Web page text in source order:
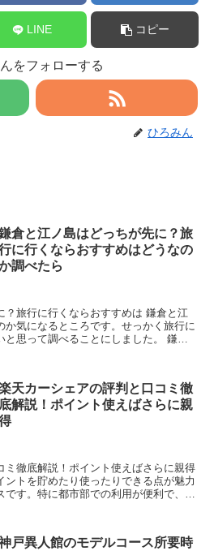
LINE コピー
をフォローする
ひろみん
倉と江ノ島はどっちが先に？旅
に行くならおすすめはどうなの
調べたら
？旅行に行くならおすすめは 鎌倉と江
か気になるところです。せっかく旅行に
と思って調べることにしました。 鎌倉
天カーシェアの評判と口コミ徹
底解説！ポイント使えばさらに親
ミ徹底解説！ポイント使えばさらに親得
ントを貯めたり使ったりできる点が魅力
す。特に都市部での利用が便利で、短
戸異人館のモデルコース所要時